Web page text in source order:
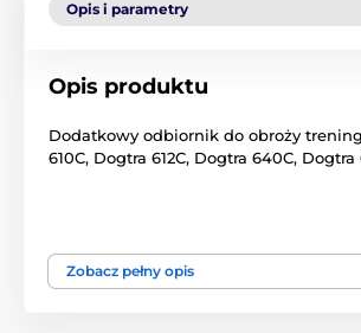
Opis i parametry
Opis produktu
Dodatkowy odbiornik do obroży
610C, Dogtra 612C, Dogtra 640C, Dogtra
Akcesoria do obroży treningowych
Zobacz pełny opis